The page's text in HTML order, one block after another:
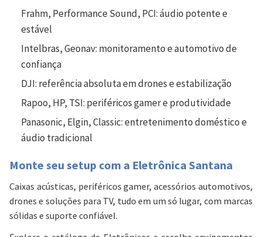
Frahm, Performance Sound, PCI:áudio potente e
estável
Intelbras, Geonav: monitoramento e automotivo de
confiança
DJI: referência absoluta em drones e estabilização
Rapoo, HP, TSI: periféricos gamer e produtividade
Panasonic, Elgin, Classic:entretenimento doméstico e
áudio tradicional
Monte seu setup com a Eletrônica Santana
Caixas acústicas, periféricos gamer, acessórios automotivos,
drones e soluções para TV, tudo em um só lugar, com marcas
sólidas e suporte confiável.